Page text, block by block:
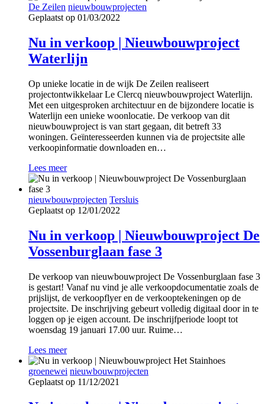
De Zeilen nieuwbouwprojecten
Geplaatst op 01/03/2022
Nu in verkoop | Nieuwbouwproject
Waterlijn
Op unieke locatie in de wijk De Zeilen realiseert
projectontwikkelaar Le Clercq nieuwbouwproject Waterlijn.
Met een uitgesproken architectuur en de bijzondere locatie is
Waterlijn een unieke woonlocatie. De verkoop van dit
nieuwbouwproject is van start gegaan, dit betreft 33
woningen. Geïnteresseerden kunnen via de projectsite alle
verkoopinformatie downloaden en…
Lees meer
nieuwbouwprojecten Tersluis
Geplaatst op 12/01/2022
Nu in verkoop | Nieuwbouwproject De
Vossenburglaan fase 3
De verkoop van nieuwbouwproject De Vossenburglaan fase 3
is gestart! Vanaf nu vind je alle verkoopdocumentatie zoals de
prijslijst, de verkoopflyer en de verkooptekeningen op de
projectsite. De inschrijving gebeurt volledig digitaal door in te
loggen op je eigen account. De inschrijfperiode loopt tot
woensdag 19 januari 17.00 uur. Ruime…
Lees meer
groenewei nieuwbouwprojecten
Geplaatst op 11/12/2021